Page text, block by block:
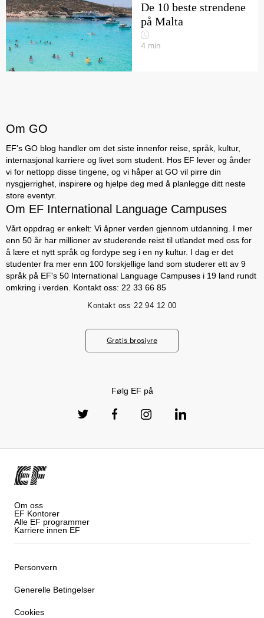
De 10 beste strendene
på Malta
4 min
Om GO
EF's GO blog handler om det siste innenfor reise, språk, kultur,
internasjonal karriere og livet som student. Hos EF lever og ånder
vi for nettopp disse tingene, og vi håper at GO vil pirre din
nysgjerrighet, inspirere og hjelpe deg med å planlegge ditt neste
store eventyr.
Om EF International Language Campuses
Vårt oppdrag er enkelt: Vi åpner verden gjennom utdanning. I mer
enn 50 år har millioner av studerende reist til utlandet med oss for
å lære et nytt språk og fordype seg i en ny kultur. I dag er det
studenter fra mer enn 100 forskjellige land som studerer ett av 9
språk på EF's 50 International Language Campuses i 19 land rundt
omkring i verden. Kontakt oss: 22 33 66 85
Kontakt oss 22 94 12 00
Gratis brosjyre
Følg EF på
Om oss
EF Kontorer
Alle EF programmer
Karriere innen EF
Personvern
Generelle Betingelser
Cookies